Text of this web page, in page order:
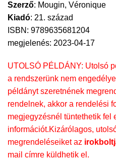
Szerző: Mougin, Véronique
Kiadó: 21. század
ISBN: 9789635681204
megjelenés: 2023-04-17
UTOLSÓ PÉLDÁNY: Utolsó
a rendszerünk nem
példányt szeretnének
rendelnek, akkor a rendelési
megjegyzésnél tüntethetik fel
információt.Kizárólagos,
megrendeléseiket az
mail címre küldhetik el.